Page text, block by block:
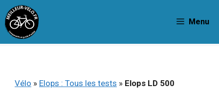
Aller
au
contenu
Menu
Vélo » Elops : Tous les tests » Elops LD 500